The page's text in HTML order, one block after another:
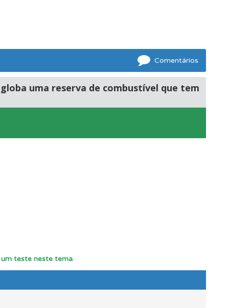
Comentários
uma reserva de combustível que tem
um teste neste tema.